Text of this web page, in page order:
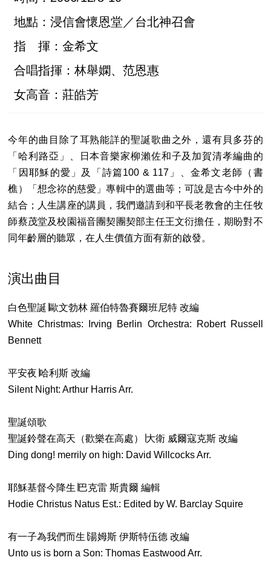
地點：浸信會懷恩堂／台北神召會
指 揮：金希文
合唱指揮：林舉嫻、范恩惠
女高音：莊皓芳
今年的曲目除了耳熟能詳的聖誕歌曲之外，還有貝多芬的
「哈利路亞」、日本音樂家柳瀨佐和子及加賀清孝編曲的
「因耶穌的愛」及「詩篇100 & 117」、金希文老師（書
樵）「想念祢的慈愛」專輯中的選曲等；可說是古今中外的
結合；人生講座的講員，我們邀請到和平長老教會的主任牧
師蔡茂堂及校園福音團契團契部主任王文衍擔任，期盼對不
同年齡層的聽眾，在人生價值方面有新的啟發。
演出曲目
白色聖誕∣歐文勃林 羅伯特魯賽爾班尼特 改編
White Christmas: Irving Berlin Orchestra: Robert Russell
Bennett
平安夜∣哈利斯 改編
Silent Night: Arthur Harris Arr.
聖誕頌歌
聖誕鈴聲在高天（歡樂在高處）∣大衛 威爾寇克斯 改編
Ding dong! merrily on high: David Willcocks Arr.
耶穌基督今降生∣巴克雷 斯貴爾 編輯
Hodie Christus Natus Est.: Edited by W. Barclay Squire
有一子為我們而生∣湯姆斯 伊斯特伍德 改編
Unto us is born a Son: Thomas Eastwood Arr.